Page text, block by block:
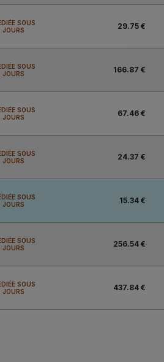
SOUS
JOURS
29.75 €
SOUS
JOURS
166.87 €
SOUS
JOURS
67.46 €
SOUS
JOURS
24.37 €
SOUS
JOURS
15.34 €
SOUS
JOURS
256.54 €
SOUS
JOURS
437.84 €